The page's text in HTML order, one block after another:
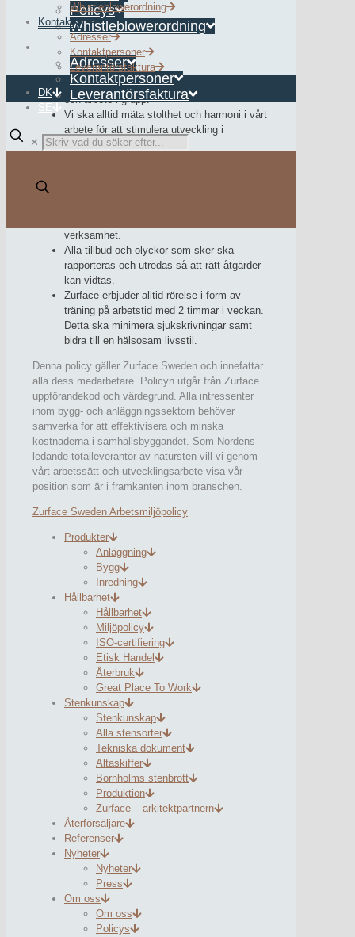
Policys
Whistleblowerordning
Kontakt
Adresser
Kontaktpersoner
Leverantörsfaktura
Whistleblowerordning
Kontakt
Adresser
Kontaktpersoner
Leverantörsfaktura
DK
SE
✕
resurstillsättning ska vi i alla lägen
motarbeta stress och för hög
arbetsbelastning.
Företaget eftersträvar att kartlägga den
sociala och den organisatoriska arbetsmiljön
genom medarbetarundersökningar, samtal
och arbete i grupp.
Vi ska alltid mäta stolthet och harmoni i vårt
arbete för att stimulera utveckling i
verksamheten.
verksamhet.
Alla tillbud och olyckor som sker ska
rapporteras och utredas så att rätt åtgärder
kan vidtas.
Zurface erbjuder alltid rörelse i form av
träning på arbetstid med 2 timmar i veckan.
Detta ska minimera sjukskrivningar samt
bidra till en hälsosam livsstil.
Denna policy gäller Zurface Sweden och innefattar
alla dess medarbetare. Policyn utgår från Zurface
uppförandekod och värdegrund. Alla intressenter
inom bygg- och anläggningssektorn behöver
samverka för att effektivisera och minska
kostnaderna i samhällsbyggandet. Som Nordens
ledande totalleverantör av natursten vill vi genom
vårt arbetssätt och utvecklingsarbete visa vår
position som är i framkanten inom branschen.
Zurface Sweden Arbetsmiljöpolicy
Produkter
Anläggning
Bygg
Inredning
Hållbarhet
Hållbarhet
Miljöpolicy
ISO-certifiering
Etisk Handel
Återbruk
Great Place To Work
Stenkunskap
Stenkunskap
Alla stensorter
Tekniska dokument
Altaskiffer
Bornholms stenbrott
Produktion
Zurface – arkitektpartnern
Återförsäljare
Referenser
Nyheter
Nyheter
Press
Om oss
Om oss
Policys